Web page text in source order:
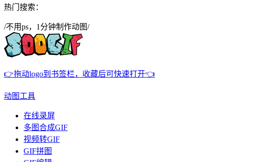
热门搜索：
/不用ps，1分钟制作动图/
👉拖动logo到书签栏，收藏后可快速打开👈
动图工具
在线录屏
多图合成GIF
视频转GIF
GIF拼图